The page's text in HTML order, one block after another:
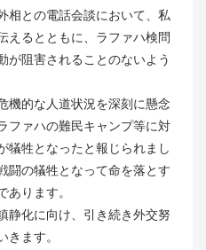
相との電話会談において、私
えるとともに、ラファハ検問
が阻害されることのないよう
機的な人道状況を深刻に懸念
ファハの難民キャンプ等に対
犠牲となったと報じられまし
闘の犠牲となって命を落とす
あります。
静化に向け、引き続き外交努
ます。